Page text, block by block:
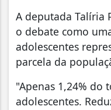
A deputada Talíria
o debate como
adolescentes
parcela da
"Apenas 1,24% do
adolescentes.